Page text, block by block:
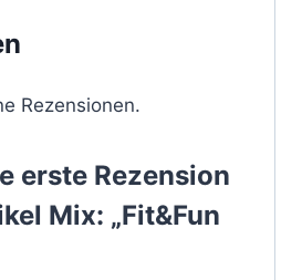
Rezensionen.
erste Rezension
Mix: „Fit&Fun